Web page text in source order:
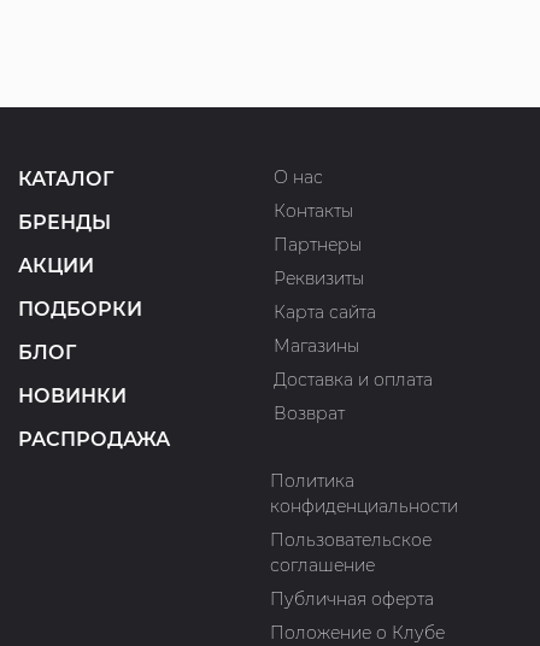
КАТАЛОГ
БРЕНДЫ
АКЦИИ
ПОДБОРКИ
БЛОГ
НОВИНКИ
РАСПРОДАЖА
О нас
Контакты
Партнеры
Реквизиты
Карта сайта
Магазины
Доставка и оплата
Возврат
Политика
конфиденциальности
Пользовательское
соглашение
Публичная оферта
Положение о Клубе